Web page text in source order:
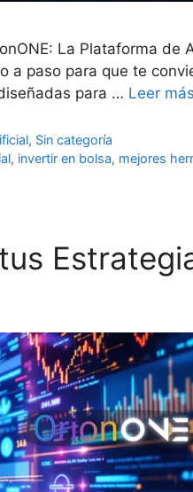
La Plataforma
a paso para que te
para … Leer más
, Sin categoría
, invertir en bolsa, mejores